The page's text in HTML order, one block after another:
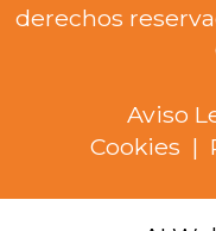
derechos
Aviso
Cookies |